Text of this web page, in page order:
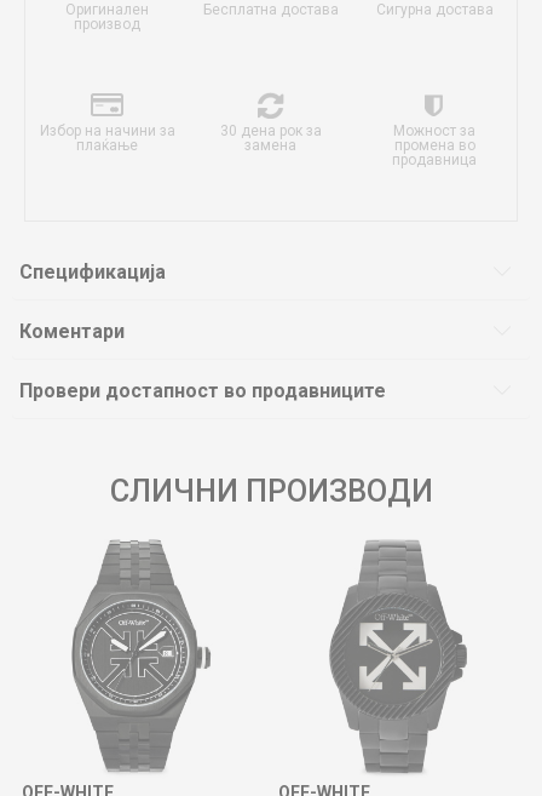
Оригинален
производ
Бесплатна достава Сигурна достава
Избор на начини за
плаќање
30 дена рок за
замена
Можност за
промена во
продавница
Спецификација
Коментари
Провери достапност во продавниците
СЛИЧНИ ПРОИЗВОДИ